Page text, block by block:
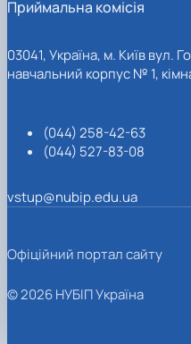
Приймальна комісія
03041, Україна, м. Київ вул.
навчальний корпус № 1,
(044) 258-42-63
(044) 527-83-08
vstup@nubip.edu.ua
Офіційний портал сайту
© 2026 НУБІП Україна